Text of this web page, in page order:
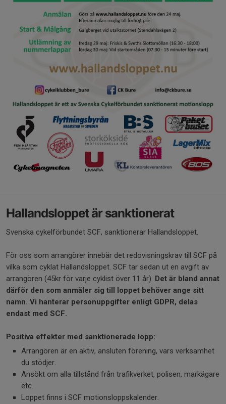
Hallandsloppet är sanktionerat
Svenska cykelförbundet SCF, sanktionerar Hallandsloppet.
För oss som arrangörer innebär det redovisningskrav till SCF på
vilka som cyklat Hallandsloppet. SCF tar sedan ut en avgift av
arrangören (45kr för varje cyklist över 11 år). Det är bland annat
därför den som anmäler sig till loppet behöver ange sitt
namn. Vi hanterar personuppgifter enligt GDPR, delas
endast med SCF.
Positiva effekter med sanktionerade lopp:
Arrangören är en aktiv, ansluten förening, vars verksamhet
du stödjer.
Ansökt om alla tillstånd från trafikverket, polisen, markägare
etc.
Loppet finns i SCF motionsloppskalender.